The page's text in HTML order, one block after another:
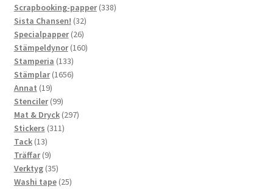
produkter
Scrapbooking-papper 338338
Sista Chansen! 3232
produkter
Specialpapper 2626
produkter
Stämpeldynor 160160
Stamperia 133133
produkter
Stämplar 16561656
Annat 1919
produkter
Stenciler 9999
produkter
Mat & Dryck 297297
Stickers 311311
Tack 1313
produkter
Träffar 99
produkter
Verktyg 3535
produkter
Washi tape 2525